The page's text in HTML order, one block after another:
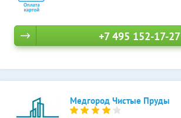
+7 495 152-17-27
Медгород Чистые Пруды